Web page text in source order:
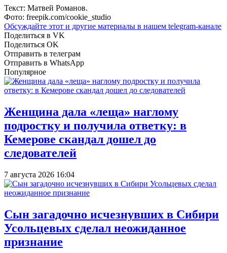
Текст: Матвей Романов.
Фото: freepik.com/cookie_studio
Обсуждайте этот и другие материалы в нашем telegram-канале
Поделиться в VK
Поделиться OK
Отправить в телеграм
Отправить в WhatsApp
Популярное
Женщина дала «леща» наглому
подростку и получила ответку: в
Кемерове скандал дошел до
следователей
7 августа 2026 16:04
Сын загадочно исчезнувших в Сибири
Усольцевых сделал неожиданное
признание